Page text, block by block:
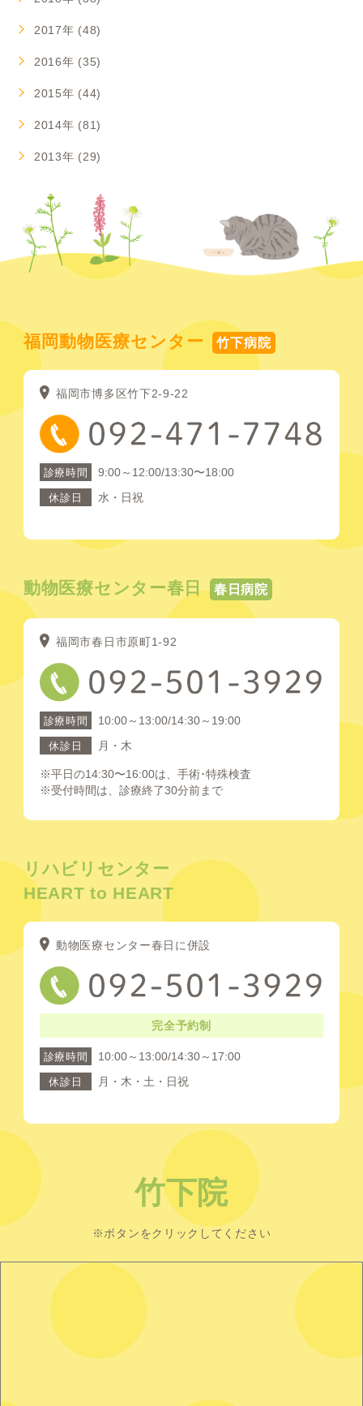
2017年 (48)
2016年 (35)
2015年 (44)
2014年 (81)
2013年 (29)
福岡動物医療センター 竹下病院
福岡市博多区竹下2-9-22
診療時間 9:00～12:00/13:30〜18:00
休診日 水・日祝
動物医療センター春日 春日病院
福岡市春日市原町1-92
診療時間 10:00～13:00/14:30～19:00
休診日 月・木
※平日の14:30〜16:00は、手術･特殊検査
※受付時間は、診療終了30分前まで
リハビリセンター
HEART to HEART
動物医療センター春日に併設
完全予約制
診療時間 10:00～13:00/14:30～17:00
休診日 月・木・土・日祝
竹下院
※ボタンをクリックしてください